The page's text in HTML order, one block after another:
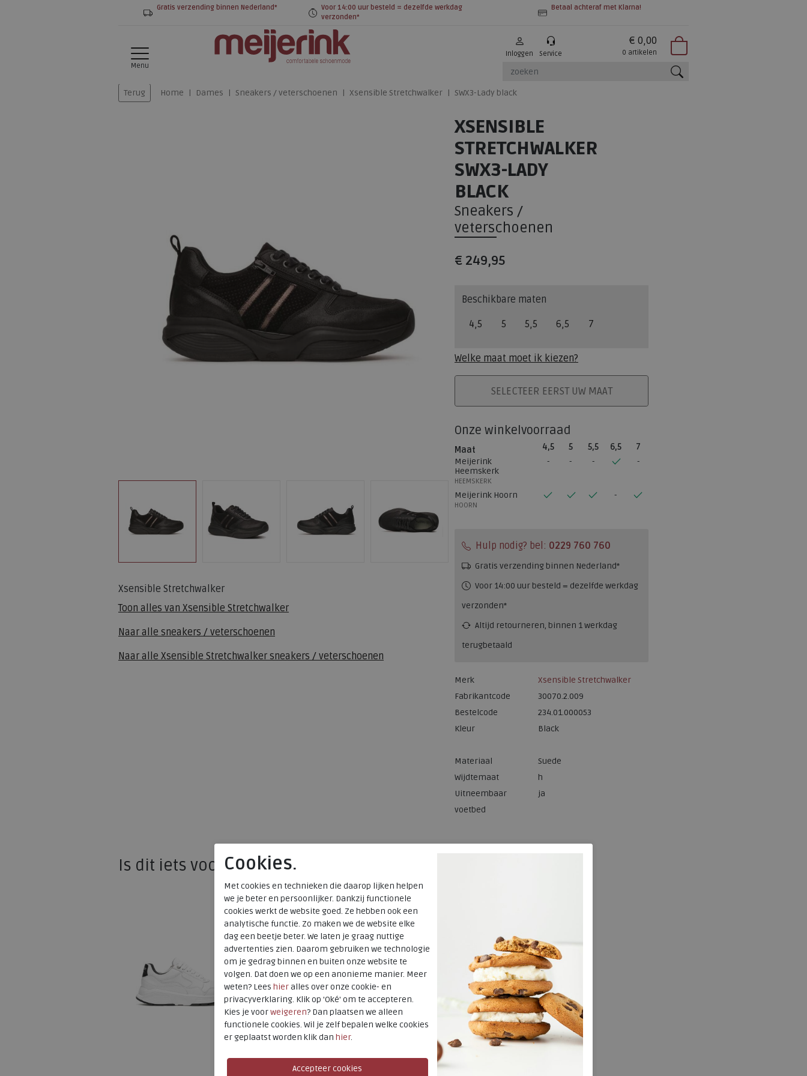
Gratis verzending binnen Nederland*
Voor 14:00 uur besteld = dezelfde werkdag
verzonden*
Betaal achteraf met Klarna!
Menu
Inloggen Service
€ 0,00
0 artikelen
Terug Home Dames Sneakers / veterschoenen Xsensible Stretchwalker SWX3-Lady black
Xsensible Stretchwalker
Toon alles van Xsensible Stretchwalker
Naar alle sneakers / veterschoenen
Naar alle Xsensible Stretchwalker sneakers / veterschoenen
XSENSIBLE
STRETCHWALKER
SWX3-LADY
BLACK
Sneakers /
veterschoenen
€ 249,95
Beschikbare maten
4,5 5 5,5 6,5 7
Welke maat moet ik kiezen?
PLAATS IN WINKELMAND
SELECTEER EERST UW MAAT
Onze winkelvoorraad
Maat 4,5 5 5,5 6,5
7
Meijerink
Heemskerk
HEEMSKERK
Meijerink Hoorn
HOORN
Hulp nodig? bel: 0229 760 760
Gratis verzending binnen Nederland*
Voor 14:00 uur besteld = dezelfde werkdag
verzonden*
Altijd retourneren, binnen 1 werkdag
terugbetaald
Merk
Xsensible Stretchwalker
Fabrikantcode
30070.2.009
Bestelcode
234.01.000053
Kleur
Black
Materiaal
Suede
Wijdtemaat
h
Uitneembaar
voetbed
ja
Is dit iets voor u?Cookies.
Met cookies en technieken die daarop lijken helpen
we je beter en persoonlijker. Dankzij functionele
cookies werkt de website goed. Ze hebben ook een
analytische functie. Zo maken we de website elke
dag een beetje beter. We laten je graag nuttige
advertenties zien. Daarom gebruiken we technologie
om je gedrag binnen en buiten onze website te
volgen. Dat doen we op een anonieme manier. Meer
weten? Lees hieralles over onze cookie- en
privacyverklaring. Klik op 'Oké' om te accepteren.
Kies je voorweigeren? Dan plaatsen we alleen
functionele cookies. Wil je zelf bepalen welke cookies
er geplaatst worden klik dan hier.